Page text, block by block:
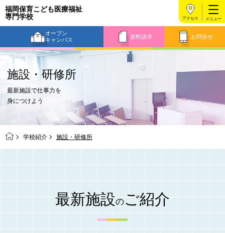
福岡保育こども医療福祉
専門学校
オープン
キャンパス
資料請求 お問合せ
アクセス
施設・研修所
最新施設で仕事力を
身につけよう
学校紹介 施設・研修所
最新施設のご紹介